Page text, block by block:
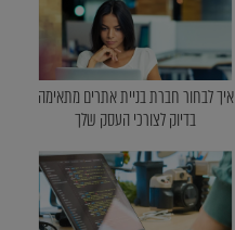
איך לבחור חברת בניית אתרים מתאימה
בדיוק לצורכי העסק שלך